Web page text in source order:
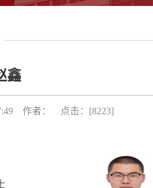
鑫
作者： 点击：[8223]